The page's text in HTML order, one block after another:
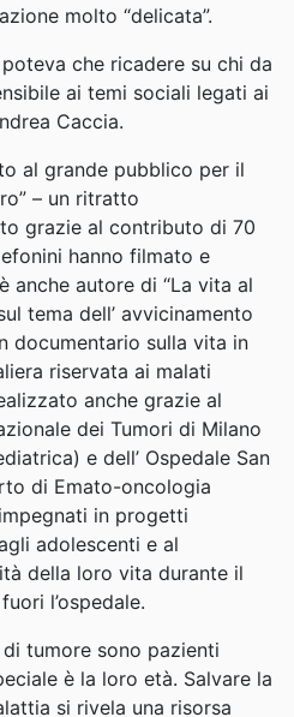
molto “delicata”.
che ricadere su chi da
ai temi sociali legati ai
Caccia.
al grande pubblico per il
– un ritratto
grazie al contributo di 70
hanno filmato e
anche autore di “La vita al
tema dell’ avvicinamento
documentario sulla vita in
riservata ai malati
anche grazie al
dei Tumori di Milano
e dell’ Ospedale San
di Emato-oncologia
in progetti
adolescenti e al
della loro vita durante il
l’ospedale.
tumore sono pazienti
è la loro età. Salvare la
si rivela una risorsa